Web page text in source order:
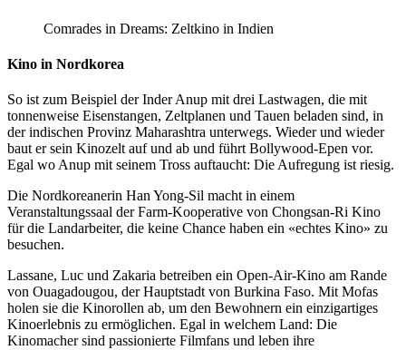
Comrades in Dreams: Zeltkino in Indien
Kino in Nordkorea
So ist zum Beispiel der Inder Anup mit drei Lastwagen, die mit
tonnenweise Eisenstangen, Zeltplanen und Tauen beladen sind, in
der indischen Provinz Maharashtra unterwegs. Wieder und wieder
baut er sein Kinozelt auf und ab und führt Bollywood-Epen vor.
Egal wo Anup mit seinem Tross auftaucht: Die Aufregung ist riesig.
Die Nordkoreanerin Han Yong-Sil macht in einem
Veranstaltungssaal der Farm-Kooperative von Chong­san-Ri Kino
für die Landarbeiter, die keine Chance haben ein «echtes Kino» zu
besuchen.
Lassane, Luc und Zakaria betreiben ein Open-Air-Kino am Rande
von Ouagadougou, der Hauptstadt von Burkina Faso. Mit Mofas
holen sie die Kinorollen ab, um den Bewohnern ein einzigartiges
Kinoerlebnis zu ermöglichen. Egal in welchem Land: Die
Kinomacher sind passionierte Filmfans und leben ihre